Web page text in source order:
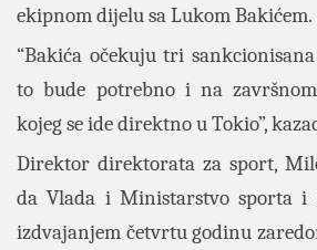
ekipnom dijelu sa Lukom Bakićem.
“Bakića očekuju tri
to bude potrebno i na
kojeg se ide direktno u Tokio”,
Direktor direktorata za sport,
da Vlada i Ministarstvo sporta
izdvajanjem četvrtu godinu